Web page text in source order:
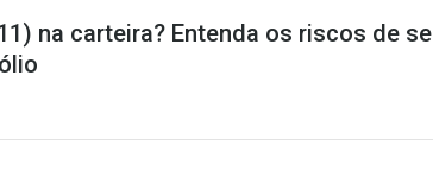
na carteira? Entenda os riscos de se